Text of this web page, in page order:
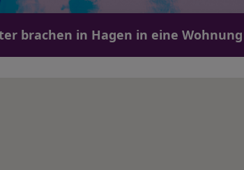
brachen in Hagen in eine